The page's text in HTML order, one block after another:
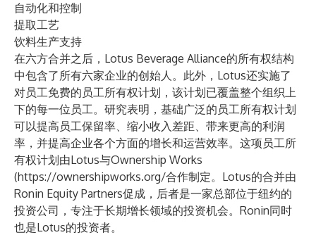
自动化和控制
提取工艺
饮料生产支持
在六方合并之后，Lotus Beverage Alliance的所有权结构
中包含了所有六家企业的创始人。此外，Lotus还实施了
对员工免费的员工所有权计划，该计划已覆盖整个组织上
下的每一位员工。研究表明，基础广泛的员工所有权计划
可以提高员工保留率、缩小收入差距、带来更高的利润
率，并提高企业各个方面的增长和运营效率。这项员工所
有权计划由Lotus与Ownership Works
(https://ownershipworks.org/合作制定。Lotus的合并由
Ronin Equity Partners促成，后者是一家总部位于纽约的
投资公司，专注于长期增长领域的投资机会。Ronin同时
也是Lotus的投资者。